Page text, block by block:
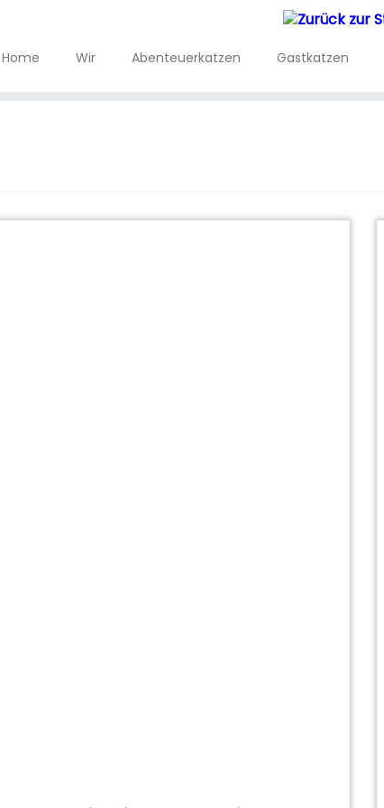
Home Wir Abenteuerkatzen Gastkatzen